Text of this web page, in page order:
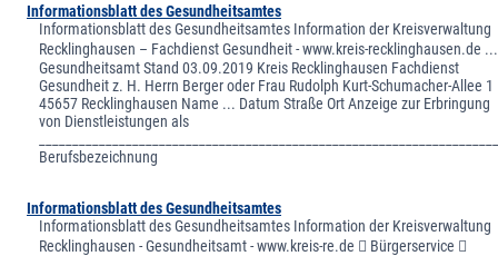
Informationsblatt des Gesundheitsamtes
Informationsblatt des Gesundheitsamtes Information der Kreisverwaltung
Recklinghausen – Fachdienst Gesundheit - www.kreis-recklinghausen.de
Gesundheitsamt Stand 03.09.2019 Kreis Recklinghausen Fachdienst
Gesundheit z. H. Herrn Berger oder Frau Rudolph Kurt-Schumacher-Allee 1
45657 Recklinghausen Name ... Datum Straße Ort Anzeige zur Erbringung
von Dienstleistungen als
Berufsbezeichnung
Informationsblatt des Gesundheitsamtes
Informationsblatt des Gesundheitsamtes Information der Kreisverwaltung
Recklinghausen - Gesundheitsamt - www.kreis-re.de  Bürgerservice 